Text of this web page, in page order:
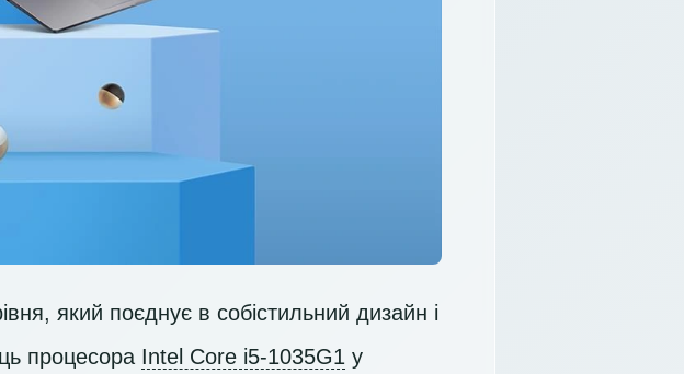
який поєднує в собістильний дизайн і
процесора Intel Core i5-1035G1 у